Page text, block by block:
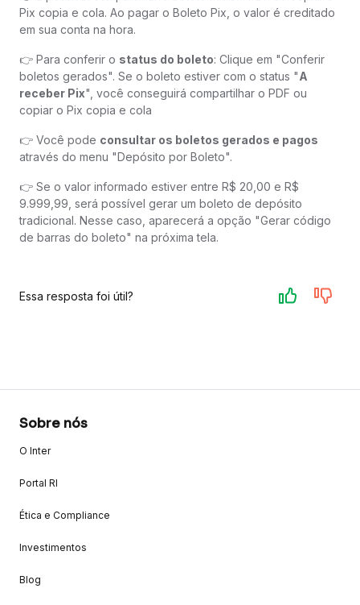
Pix copia e cola. Ao pagar o Boleto Pix, o valor é creditado
em sua conta na hora.
👉 Para conferir o status do boleto: Clique em "Conferir
boletos gerados". Se o boleto estiver com o status "A
receber Pix", você conseguirá compartilhar o PDF ou
copiar o Pix copia e cola
👉 Você pode consultar os boletos gerados e pagos
através do menu "Depósito por Boleto".
👉 Se o valor informado estiver entre R$ 20,00 e R$
9.999,99, será possível gerar um boleto de depósito
tradicional. Nesse caso, aparecerá a opção "Gerar código
de barras do boleto" na próxima tela.
Essa resposta foi útil?
Sobre nós
O Inter
Portal RI
Ética e Compliance
Investimentos
Blog